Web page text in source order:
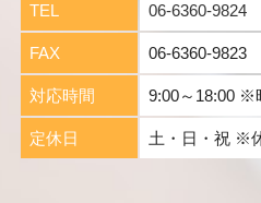
TEL 06-6360-9824
FAX 06-6360-9823
対応時間 9:00～18:00 ※
定休日 土・日・祝 ※